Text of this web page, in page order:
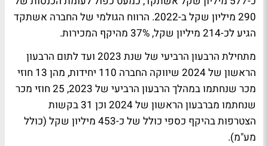
290 מיליון שקל ב-2022. הרווח הגולמי של החברה אשתקד
הגיע לכ-214 מיליון שקל, 37% מהיקף המכירות.
מתחילת הרבעון הרביעי של שנת 2023 ועד לתום הרבעון
הראשון של 2024 שיווקה החברה 110 יחידות, מהן 13 חוזי
מכר שנחתמו במהלך הרבעון הרביעי של 2023, 25 חוזי מכר
שנחתמו מברבעון הראשון של 2024 וכן 31 בקשות
הצטרפות בהיקף כספי כולל של כ-453 מיליון שקל (כולל
מע"מ).